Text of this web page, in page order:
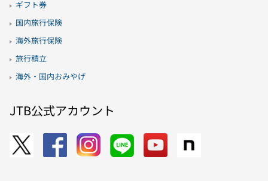
ギフト券
国内旅行保険
海外旅行保険
旅行積立
海外・国内おみやげ
JTB公式アカウント